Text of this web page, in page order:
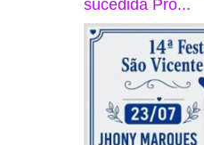
sucedida Pro...